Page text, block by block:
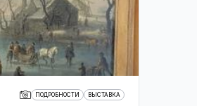
ПОДРОБНОСТИ ВЫСТАВКА